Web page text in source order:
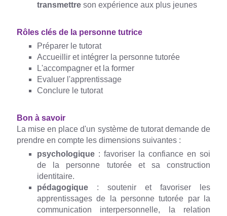
transmettreson expérience aux plus jeunes
Rôles clés de la personne tutrice
Préparer le tutorat
Accueillir et intégrer la personne tutorée
L'accompagner et la former
Evaluer l'apprentissage
Conclure le tutorat
Bon à savoir
La mise en place d'un système de tutorat demande de
prendre en compte les dimensions suivantes :
psychologique: favoriser la confiance en soi
de la personne tutorée et sa construction
identitaire.
pédagogique: soutenir et favoriser les
apprentissages de la personne tutorée par la
communication interpersonnelle, la relation